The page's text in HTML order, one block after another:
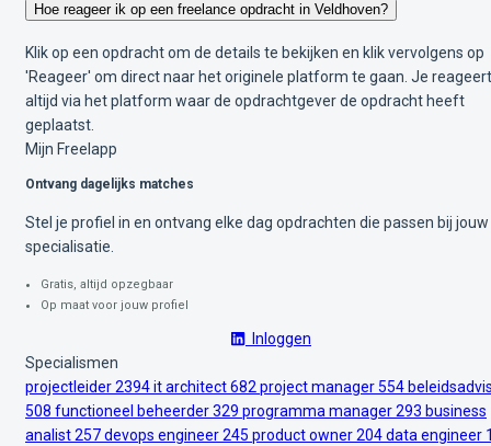
Hoe reageer ik op een freelance opdracht in Veldhoven?
Klik op een opdracht om de details te bekijken en klik vervolgens op
'Reageer' om direct naar het originele platform te gaan. Je reageert
altijd via het platform waar de opdrachtgever de opdracht heeft
geplaatst.
Mijn Freelapp
Ontvang dagelijks matches
Stel je profiel in en ontvang elke dag opdrachten die passen bij jouw
specialisatie.
Gratis, altijd opzegbaar
Op maat voor jouw profiel
Inloggen
Specialismen
projectleider2394it architect682 project manager554
508 functioneel beheerder329 programma manager293 business
analist257devops engineer245 product owner204data engineer